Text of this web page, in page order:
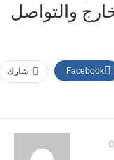
والتواصل
شارك Facebook
0